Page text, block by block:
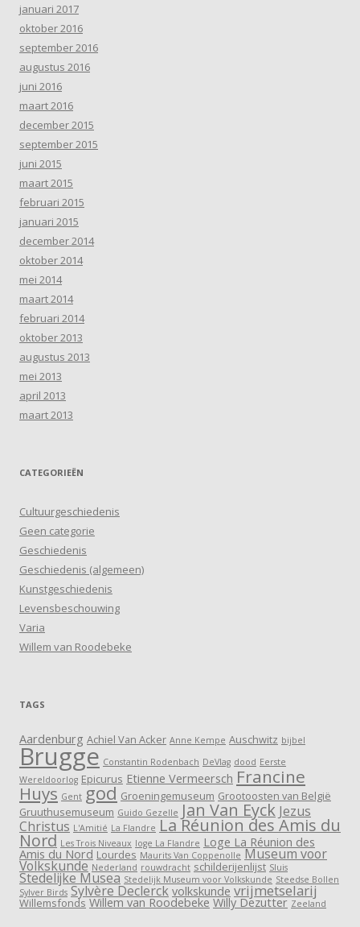
januari 2017
oktober 2016
september 2016
augustus 2016
juni 2016
maart 2016
december 2015
september 2015
juni 2015
maart 2015
februari 2015
januari 2015
december 2014
oktober 2014
mei 2014
maart 2014
februari 2014
oktober 2013
augustus 2013
mei 2013
april 2013
maart 2013
CATEGORIEËN
Cultuurgeschiedenis
Geen categorie
Geschiedenis
Geschiedenis (algemeen)
Kunstgeschiedenis
Levensbeschouwing
Varia
Willem van Roodebeke
TAGS
Aardenburg Achiel Van Acker Anne Kempe Auschwitz bijbel
Brugge Constantin Rodenbach DeVlag dood Eerste
Wereldoorlog Epicurus Etienne Vermeersch Francine
Huys Gent god Groeningemuseum Grootoosten van België
Gruuthusemuseum Guido Gezelle Jan Van Eyck Jezus
Christus L'Amitié La Flandre La Réunion des Amis du
Nord Les Trois Niveaux loge La Flandre Loge La Réunion des
Amis du Nord Lourdes Maurits Van Coppenolle Museum voor
Volkskunde Nederland rouwdracht schilderijenlijst Sluis
Stedelijke Musea Stedelijk Museum voor Volkskunde Steedse Bollen
Sylver Birds Sylvère Declerck volkskunde vrijmetselarij
Willemsfonds Willem van Roodebeke Willy Dezutter Zeeland